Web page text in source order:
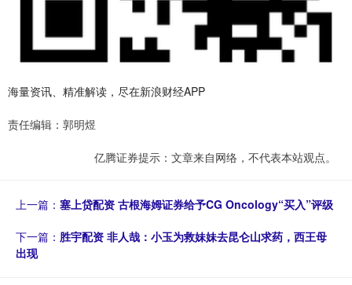
海量资讯、精准解读，尽在新浪财经APP
责任编辑：郭明煜
亿腾证券提示：文章来自网络，不代表本站观点。
上一篇： 塞上贷配资 古根海姆证券给予CG Oncology“买入”评级
下一篇： 胜宇配资 非人哉：小玉为救妹妹去昆仑山求药，西王母
出现